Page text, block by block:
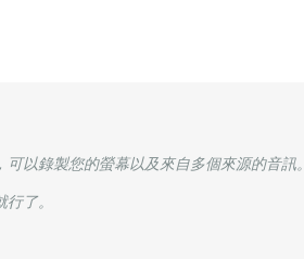
以錄製您的螢幕以及來自多個來源的音訊。
了。